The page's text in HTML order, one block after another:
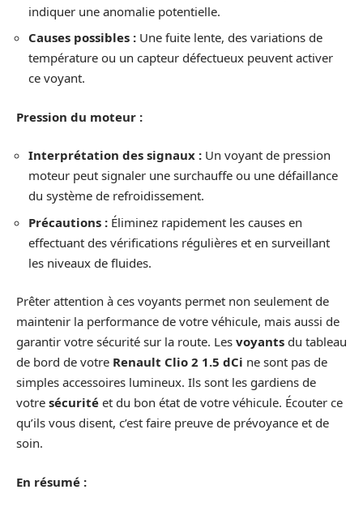
indiquer une anomalie potentielle.
Causes possibles : Une fuite lente, des variations de
température ou un capteur défectueux peuvent activer
ce voyant.
Pression du moteur :
Interprétation des signaux : Un voyant de pression
moteur peut signaler une surchauffe ou une défaillance
du système de refroidissement.
Précautions : Éliminez rapidement les causes en
effectuant des vérifications régulières et en surveillant
les niveaux de fluides.
Prêter attention à ces voyants permet non seulement de
maintenir la performance de votre véhicule, mais aussi de
garantir votre sécurité sur la route. Les voyants du tableau
de bord de votre Renault Clio 2 1.5 dCi ne sont pas de
simples accessoires lumineux. Ils sont les gardiens de
votre sécurité et du bon état de votre véhicule. Écouter ce
qu’ils vous disent, c’est faire preuve de prévoyance et de
soin.
En résumé :